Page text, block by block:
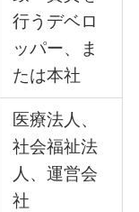
行うデベロ
ッパー、ま
たは本社
医療法人、
社会福祉法
人、運営会
社